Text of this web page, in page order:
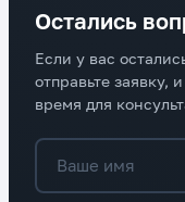
Остались
Если у вас
отправьте
время для
Ваше имя